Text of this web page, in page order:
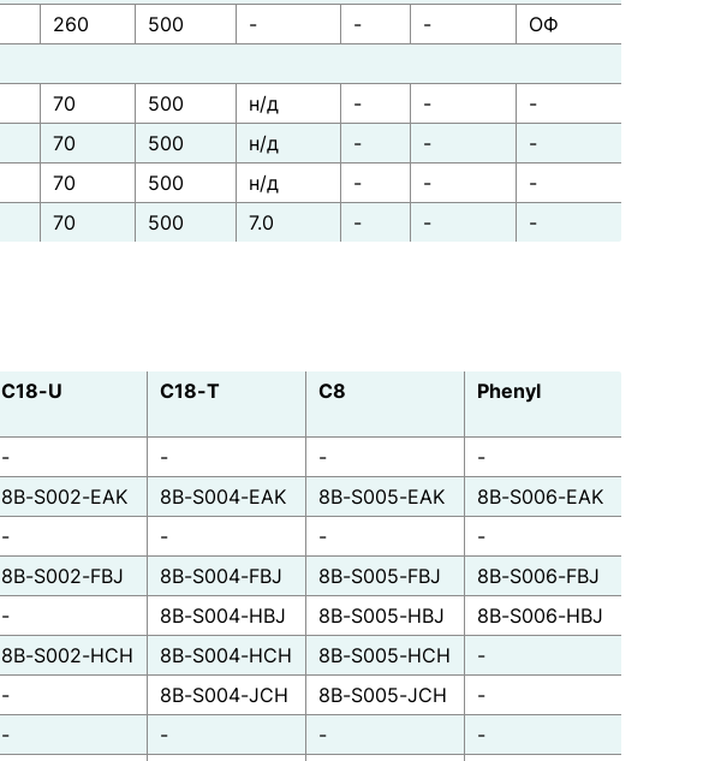
260 500 - - -
ОФ
70 500 н/д - -
-
70 500 н/д - -
-
70 500 н/д - -
-
70 500 7.0 - -
-
C18-U C18-T C8 Phenyl
- - -
-
8B-S002-EAK 8B-S004-EAK 8B-S005-EAK
8B-S006-EAK
- - -
-
8B-S002-FBJ 8B-S004-FBJ 8B-S005-FBJ
8B-S006-FBJ
- 8B-S004-HBJ 8B-S005-HBJ
8B-S006-HBJ
8B-S002-HCH 8B-S004-HCH 8B-S005-HCH
-
- 8B-S004-JCH 8B-S005-JCH
-
- - -
-